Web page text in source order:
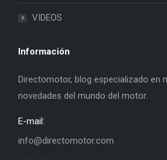
VIDEOS
Información
Directomotor, blog especializado en
novedades del mundo del motor.
E-mail:
info@directomotor.com